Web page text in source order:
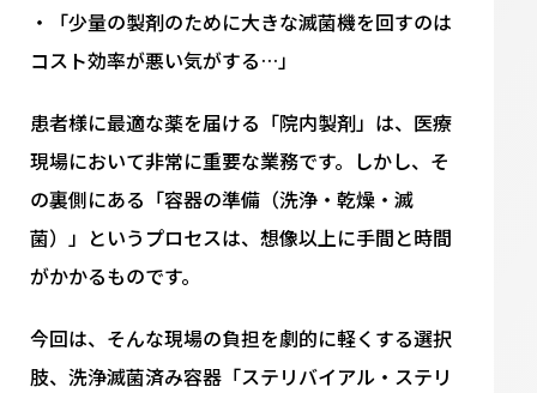
・「少量の製剤のために大きな滅菌機を回すのは
コスト効率が悪い気がする…」
患者様に最適な薬を届ける「院内製剤」は、医療
現場において非常に重要な業務です。しかし、そ
の裏側にある「容器の準備（洗浄・乾燥・滅
菌）」というプロセスは、想像以上に手間と時間
がかかるものです。
今回は、そんな現場の負担を劇的に軽くする選択
肢、洗浄滅菌済み容器「ステリバイアル・ステリ